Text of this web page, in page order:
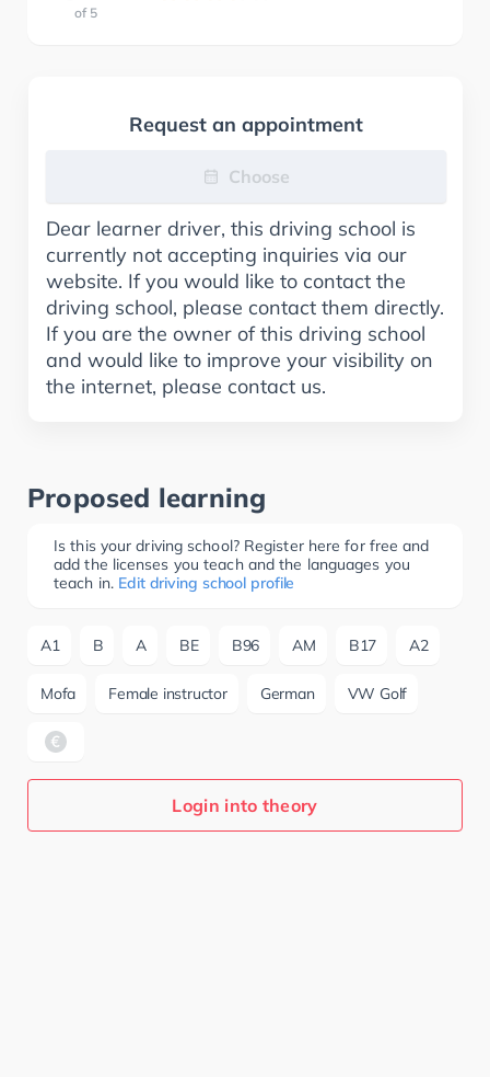
of 5
Request an appointment
Choose
Dear learner driver, this driving school is
currently not accepting inquiries via our
website. If you would like to contact the
driving school, please contact them directly.
If you are the owner of this driving school
and would like to improve your visibility on
the internet, please contact us.
Proposed learning
Is this your driving school? Register here for free and
add the licenses you teach and the languages you
teach in. Edit driving school profile
A1 B A BE B96 AM B17 A2
Mofa Female instructor German VW Golf
Login into theory